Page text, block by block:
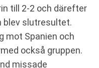
till 2-2 och därefter
blev slutresultet.
mot Spanien och
också gruppen.
missade